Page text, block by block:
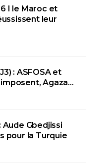
I le Maroc et
leur
: ASFOSA et
Agaza…
Gbedjissi
pour la Turquie